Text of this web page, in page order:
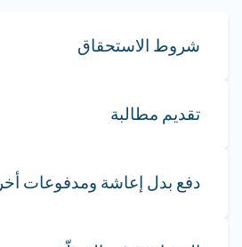
شروط الاستحقاق
تقديم مطالبة
دفع بدل إعاشة ومدفوعات أخرى